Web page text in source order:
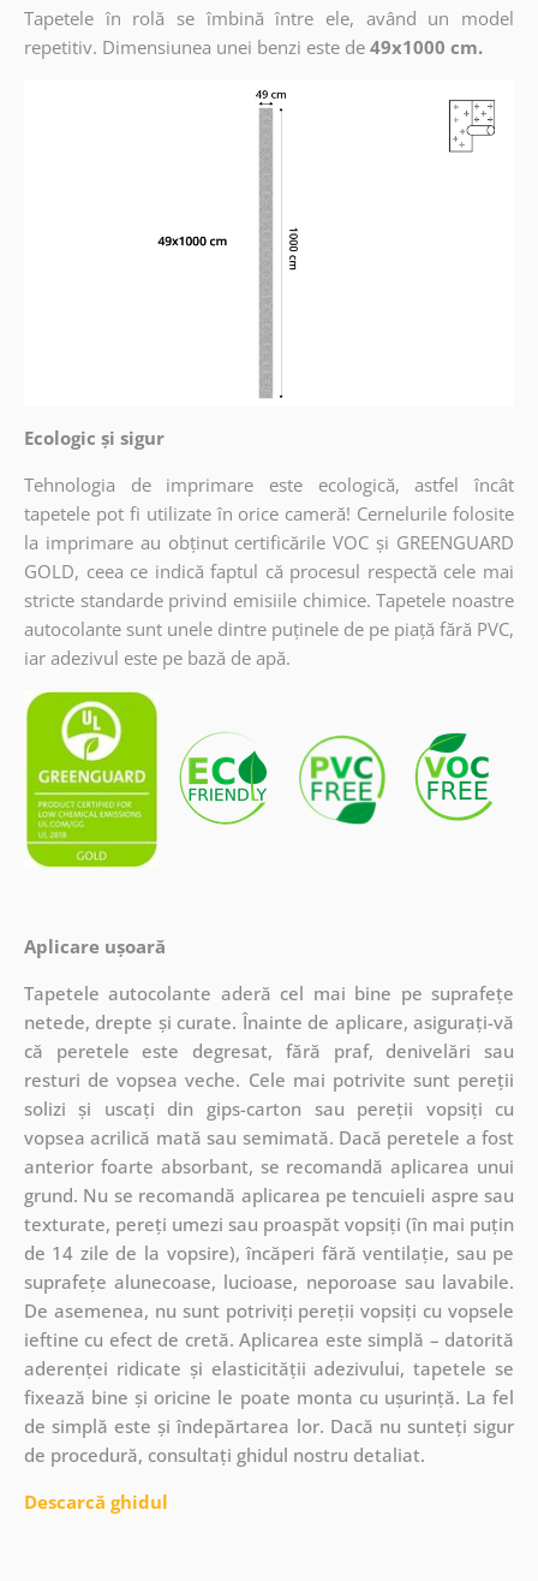
Tapetele în rolă se îmbină între ele, având un model
repetitiv. Dimensiunea unei benzi este de 49x1000 cm.
Ecologic și sigur
Tehnologia de imprimare este ecologică, astfel încât
tapetele pot fi utilizate în orice cameră! Cernelurile folosite
la imprimare au obținut certificările VOC și GREENGUARD
GOLD, ceea ce indică faptul că procesul respectă cele mai
stricte standarde privind emisiile chimice. Tapetele noastre
autocolante sunt unele dintre puținele de pe piață fără PVC,
iar adezivul este pe bază de apă.
Aplicare ușoară
Tapetele autocolante aderă cel mai bine pe suprafețe
netede, drepte și curate. Înainte de aplicare, asigurați-vă
că peretele este degresat, fără praf, denivelări sau
resturi de vopsea veche. Cele mai potrivite sunt pereții
solizi și uscați din gips-carton sau pereții vopsiți cu
vopsea acrilică mată sau semimată. Dacă peretele a fost
anterior foarte absorbant, se recomandă aplicarea unui
grund. Nu se recomandă aplicarea pe tencuieli aspre sau
texturate, pereți umezi sau proaspăt vopsiți (în mai puțin
de 14 zile de la vopsire), încăperi fără ventilație, sau pe
suprafețe alunecoase, lucioase, neporoase sau lavabile.
De asemenea, nu sunt potriviți pereții vopsiți cu vopsele
ieftine cu efect de cretă. Aplicarea este simplă – datorită
aderenței ridicate și elasticității adezivului, tapetele se
fixează bine și oricine le poate monta cu ușurință. La fel
de simplă este și îndepărtarea lor. Dacă nu sunteți sigur
de procedură, consultați ghidul nostru detaliat.
Descarcă ghidul